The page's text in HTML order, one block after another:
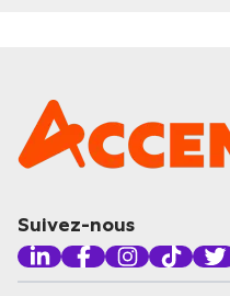
Suivez-nous